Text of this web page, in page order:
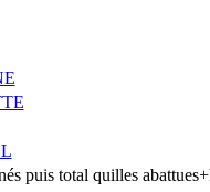
puis total quilles